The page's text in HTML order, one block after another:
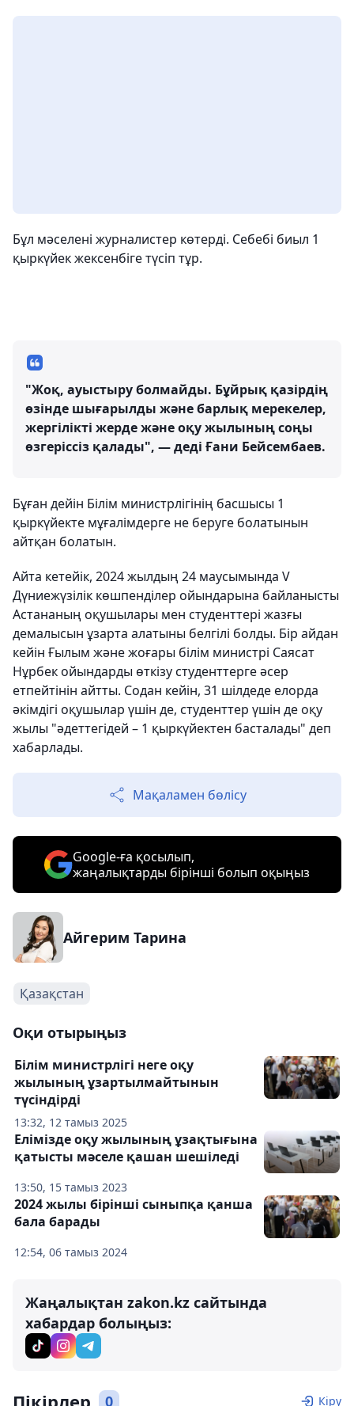
Бұл мәселені журналистер көтерді. Себебі биыл 1
қыркүйек жексенбіге түсіп тұр.
"Жоқ, ауыстыру болмайды. Бұйрық қазірдің
өзінде шығарылды және барлық мерекелер,
жергілікті жерде және оқу жылының соңы
өзгеріссіз қалады", — деді Ғани Бейсембаев.
Бұған дейін Білім министрлігінің басшысы 1
қыркүйекте мұғалімдерге не беруге болатынын
айтқан болатын.
Айта кетейік, 2024 жылдың 24 маусымында V
Дүниежүзілік көшпенділер ойындарына байланысты
Астананың оқушылары мен студенттері жазғы
демалысын ұзарта алатыны белгілі болды. Бір айдан
кейін Ғылым және жоғары білім министрі Саясат
Нұрбек ойындарды өткізу студенттерге әсер
етпейтінін айтты. Содан кейін, 31 шілдеде елорда
әкімдігі оқушылар үшін де, студенттер үшін де оқу
жылы "әдеттегідей – 1 қыркүйектен басталады" деп
хабарлады.
Мақаламен бөлісу
Google-ға қосылып,
жаңалықтарды бірінші болып оқыңыз
Айгерим Тарина
Қазақстан
Оқи отырыңыз
13:32, 12 тамыз 2025
Білім министрлігі неге оқу
жылының ұзартылмайтынын
түсіндірді
13:50, 15 тамыз 2023
Елімізде оқу жылының ұзақтығына
қатысты мәселе қашан шешіледі
12:54, 06 тамыз 2024
2024 жылы бірінші сыныпқа қанша
бала барады
Жаңалықтан zakon.kz сайтында
хабардар болыңыз:
Пікірлер 0 Кіру